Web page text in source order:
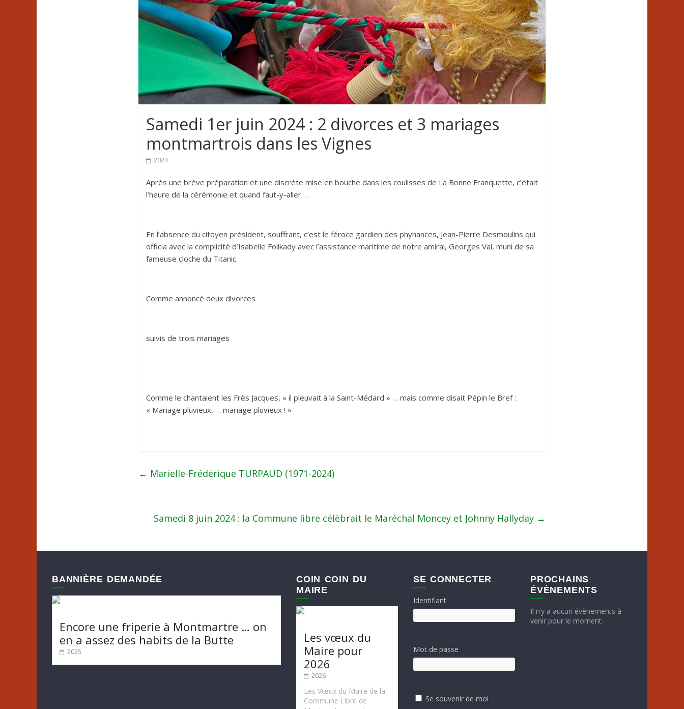
Samedi 1er juin 2024 : 2 divorces et 3 mariages
montmartrois dans les Vignes
2024
Après une brève préparation et une discrète mise en bouche dans les coulisses de La Bonne Franquette, c’était
l’heure de la cérémonie et quand faut-y-aller …
En l’absence du citoyen président, souffrant, c’est le féroce gardien des phynances, Jean-Pierre Desmoulins qui
officia avec la complicité d’Isabelle Folikady avec l’assistance maritime de notre amiral, Georges Val, muni de sa
fameuse cloche du Titanic.
Comme annoncé deux divorces
suivis de trois mariages
Comme le chantaient les Frès Jacques, « il pleuvait à la Saint-Médard » … mais comme disait Pépin le Bref :
« Mariage pluvieux, … mariage pluvieux ! »
← Marielle-Frédérique TURPAUD (1971-2024)
Samedi 8 juin 2024 : la Commune libre célèbrait le Maréchal Moncey et Johnny Hallyday →
BANNIÈRE DEMANDÉE
Encore une friperie à Montmartre … on
en a assez des habits de la Butte
2025
COIN COIN DU
MAIRE
Les vœux du
Maire pour
2026
2026
Les Vœux du Maire de la
Commune Libre de
SE CONNECTER
Identifiant
Mot de passe
Se souvenir de moi
PROCHAINS
ÉVÈNEMENTS
Il n’y a aucun évènements à
venir pour le moment.